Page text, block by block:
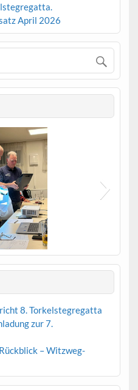
April 2026
Vorstand
8. Torkelstegregatta
zur 7.
Rückblick – Witzweg-